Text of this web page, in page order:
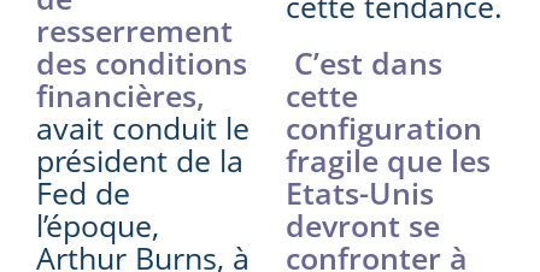
resserrement
des conditions
financières,
avait conduit le
président de la
Fed de
l’époque,
Arthur Burns, à
C’est dans
cette
configuration
fragile que les
Etats-Unis
devront se
confronter à